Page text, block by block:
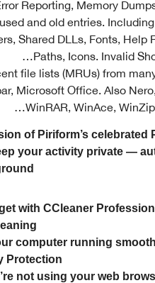
and old entries.
Shared DLLs, Fonts, Help
Paths, Icons. Invalid
file lists (MRUs) from
Microsoft Office. Also
WinRAR, WinAce,
of Piriform’s celebrated
your activity private —
with CCleaner
computer running
Protection
not using your web